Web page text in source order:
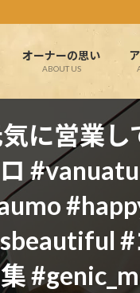
オーナーの思い
ABOUT US
に営業し
#vanuatu
#